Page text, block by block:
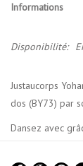
Informations
Disponibilité:
Justaucorps
dos (BY73) par
Dansez avec